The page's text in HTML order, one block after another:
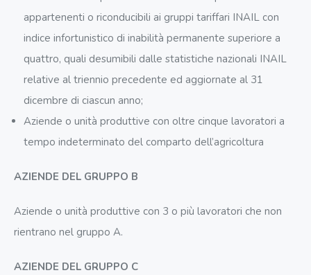
appartenenti o riconducibili ai gruppi tariffari INAIL con
indice infortunistico di inabilità permanente superiore a
quattro, quali desumibili dalle statistiche nazionali INAIL
relative al triennio precedente ed aggiornate al 31
dicembre di ciascun anno;
Aziende o unità produttive con oltre cinque lavoratori a
tempo indeterminato del comparto dell’agricoltura
AZIENDE DEL GRUPPO B
Aziende o unità produttive con 3 o più lavoratori che non
rientrano nel gruppo A.
AZIENDE DEL GRUPPO C